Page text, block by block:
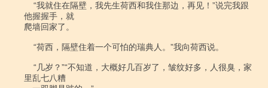
他握握手，就
爬墙回家了。
里乱七八糟